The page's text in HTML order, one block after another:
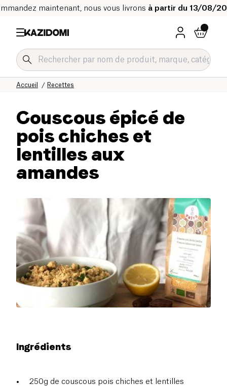
maintenant, nous vous livrons à partir du 13/08/
Recettes
Accueil
Couscous épicé de
pois chiches et
lentilles aux
amandes
Ingrédients
250g de couscous pois chiches et lentilles